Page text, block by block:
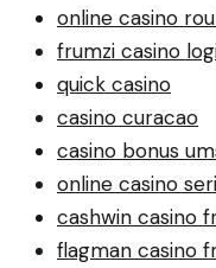
online casino
frumzi casino
quick casino
casino curacao
casino bonus
online casino
cashwin casino
flagman casino